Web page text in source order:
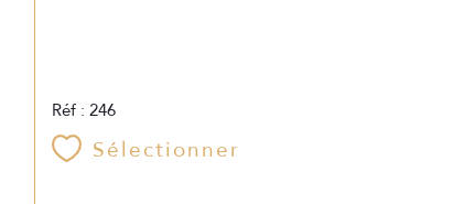
Réf : 246
Sélectionner